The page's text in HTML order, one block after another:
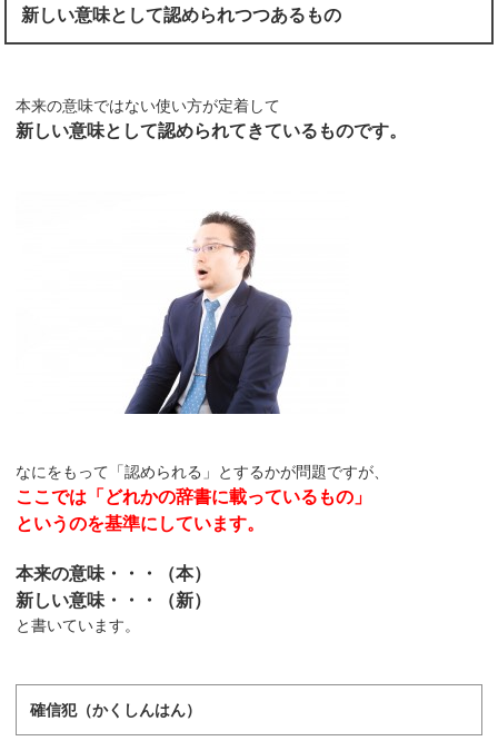
新しい意味として認められつつあるもの
本来の意味ではない使い方が定着して
新しい意味として認められてきているものです。
なにをもって「認められる」とするかが問題ですが、
ここでは「どれかの辞書に載っているもの」
というのを基準にしています。
本来の意味・・・（本）
新しい意味・・・（新）
と書いています。
確信犯（かくしんはん）